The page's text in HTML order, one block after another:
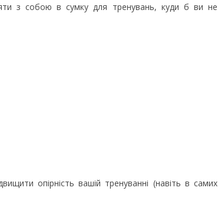
з собою в сумку для тренувань, куди б ви не
опірність вашій тренуванні (навіть в самих